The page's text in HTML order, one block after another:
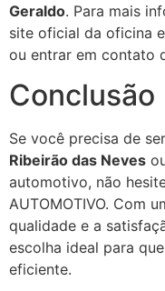
Geraldo. Para mais
site oficial da oficina
ou entrar em contato
Conclusão
Se você precisa de
Ribeirão das Neves
automotivo, não
AUTOMOTIVO. Com
qualidade e a
escolha ideal para
eficiente.